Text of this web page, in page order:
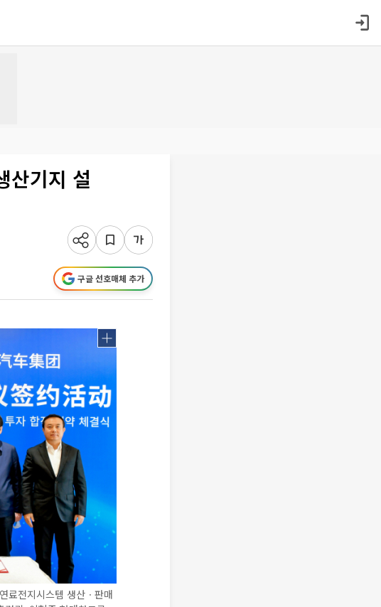
산기지 설
구글 선호매체 추가
료전지시스템 생산ㆍ판매